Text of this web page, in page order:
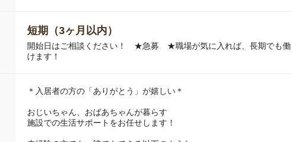
短期（3ヶ月以内）
開始日はご相談ください！ ★急募 ★職場が気に入れば、長期でも働
けます！
＊入居者の方の「ありがとう」が嬉しい＊
おじいちゃん、おばあちゃんが暮らす
施設での生活サポートをお任せします！